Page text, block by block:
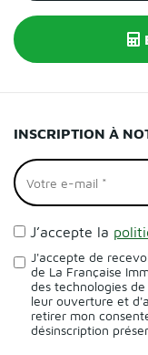
INSCRIPTION À
J’accepte la
J'accepte de
de La Française
des technologies
leur ouverture et
retirer mon
désinscription